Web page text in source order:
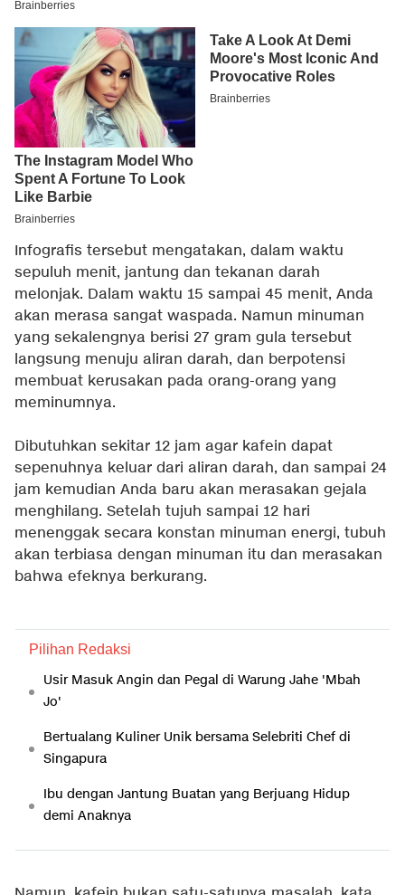
Infografis tersebut mengatakan, dalam waktu
sepuluh menit, jantung dan tekanan darah
melonjak. Dalam waktu 15 sampai 45 menit, Anda
akan merasa sangat waspada. Namun minuman
yang sekalengnya berisi 27 gram gula tersebut
langsung menuju aliran darah, dan berpotensi
membuat kerusakan pada orang-orang yang
meminumnya.
Dibutuhkan sekitar 12 jam agar kafein dapat
sepenuhnya keluar dari aliran darah, dan sampai 24
jam kemudian Anda baru akan merasakan gejala
menghilang. Setelah tujuh sampai 12 hari
menenggak secara konstan minuman energi, tubuh
akan terbiasa dengan minuman itu dan merasakan
bahwa efeknya berkurang.
Pilihan Redaksi
Usir Masuk Angin dan Pegal di Warung Jahe 'Mbah
Jo'
Bertualang Kuliner Unik bersama Selebriti Chef di
Singapura
Ibu dengan Jantung Buatan yang Berjuang Hidup
demi Anaknya